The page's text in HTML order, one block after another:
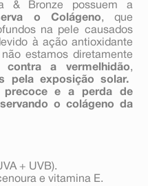
& Bronze possuem a
o Colágeno, que
na pele causados
à ação antioxidante
estamos diretamente
contra a vermelhidão,
pela exposição solar.
precoce e a perda de
o colágeno da
+ UVB).
e vitamina E.